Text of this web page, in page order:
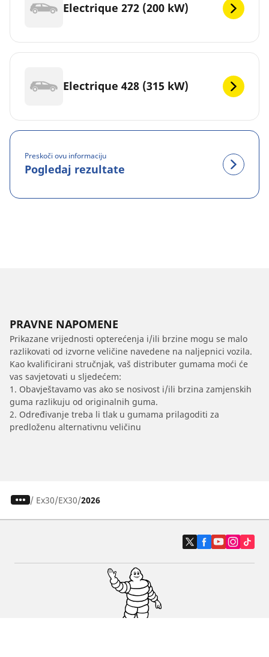
Electrique 272 (200 kW)
Electrique 428 (315 kW)
Preskoči ovu informaciju
Pogledaj rezultate
PRAVNE NAPOMENE
Prikazane vrijednosti opterećenja i/ili brzine mogu se malo
razlikovati od izvorne veličine navedene na naljepnici vozila.
Kao kvalificirani stručnjak, vaš distributer gumama moći će
vas savjetovati u sljedećem:
1. Obavještavamo vas ako se nosivost i/ili brzina zamjenskih
guma razlikuju od originalnih guma.
2. Određivanje treba li tlak u gumama prilagoditi za
predloženu alternativnu veličinu
/ Ex30 EX30 2026